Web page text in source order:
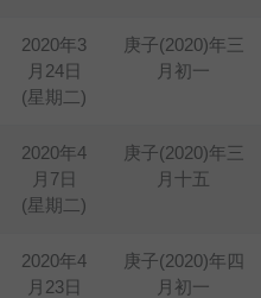
2020年3
月24日
(星期二)
庚子(2020)年三
月初一
2020年4
月7日
(星期二)
庚子(2020)年三
月十五
2020年4
月23日
庚子(2020)年四
月初一